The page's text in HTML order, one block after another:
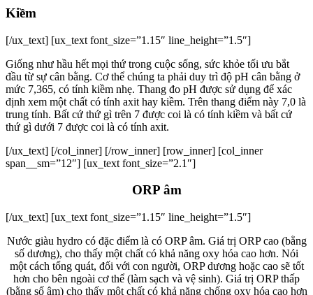
Kiềm
[/ux_text] [ux_text font_size=”1.15″ line_height=”1.5″]
Giống như hầu hết mọi thứ trong cuộc sống, sức khỏe tối ưu bắt
đầu từ sự cân bằng. Cơ thể chúng ta phải duy trì độ pH cân bằng ở
mức 7,365, có tính kiềm nhẹ. Thang đo pH được sử dụng để xác
định xem một chất có tính axit hay kiềm. Trên thang điểm này 7,0 là
trung tính. Bất cứ thứ gì trên 7 được coi là có tính kiềm và bất cứ
thứ gì dưới 7 được coi là có tính axit.
[/ux_text] [/col_inner] [/row_inner] [row_inner] [col_inner
span__sm=”12″] [ux_text font_size=”2.1″]
ORP âm
[/ux_text] [ux_text font_size=”1.15″ line_height=”1.5″]
Nước giàu hydro có đặc điểm là có ORP âm. Giá trị ORP cao (bằng
số dương), cho thấy một chất có khả năng oxy hóa cao hơn. Nói
một cách tổng quát, đối với con người, ORP dương hoặc cao sẽ tốt
hơn cho bên ngoài cơ thể (làm sạch và vệ sinh). Giá trị ORP thấp
(bằng số âm) cho thấy một chất có khả năng chống oxy hóa cao hơn